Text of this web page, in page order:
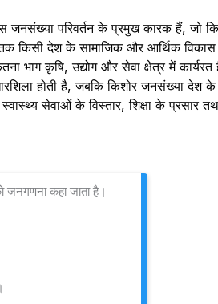
परिवर्तन के प्रमुख कारक हैं, जो
किसी देश के सामाजिक और आर्थिक
भाग कृषि, उद्योग और सेवा क्षेत्र में कार्यरत
होती है, जबकि किशोर जनसंख्या देश के
सेवाओं के विस्तार, शिक्षा के प्रसार
जनगणना कहा जाता है।